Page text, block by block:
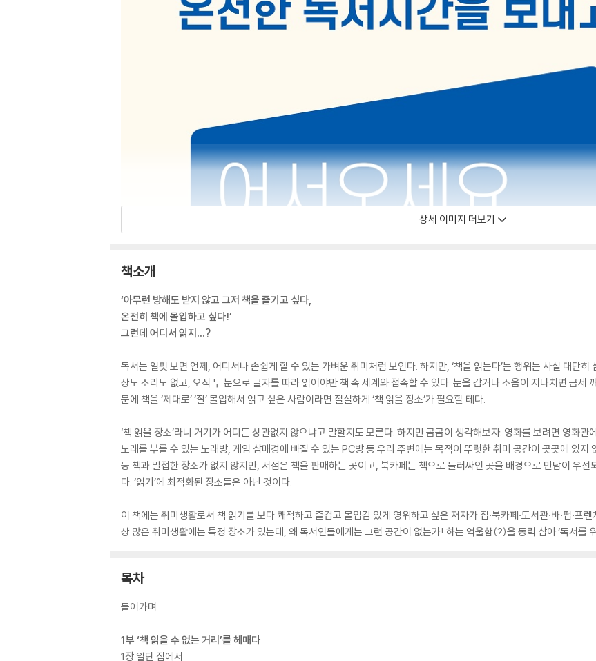
상세 이미지 더보기
책소개
‘아무런 방해도 받지 않고 그저 책을 즐기고 싶다,
온전히 책에 몰입하고 싶다!’
그런데 어디서 읽지…?
독서는 얼핏 보면 언제, 어디서나 손쉽게 할 수 있는 가벼운 취미처럼 보인다. 하지만, ‘책을 읽는다’는 행위는 사실 대단
상도 소리도 없고, 오직 두 눈으로 글자를 따라 읽어야만 책 속 세계와 접속할 수 있다. 눈을 감거나 소음이 지나치면 금세
문에 책을 ‘제대로’ ‘잘’ 몰입해서 읽고 싶은 사람이라면 절실하게 ‘책 읽을 장소’가 필요할 테다.
‘책 읽을 장소’라니 거기가 어디든 상관없지 않으냐고 말할지도 모른다. 하지만 곰곰이 생각해보자. 영화를 보려면 영화
노래를 부를 수 있는 노래방, 게임 삼매경에 빠질 수 있는 PC방 등 우리 주변에는 목적이 뚜렷한 취미 공간이 곳곳에 있
등 책과 밀접한 장소가 없지 않지만, 서점은 책을 판매하는 곳이고, 북카페는 책으로 둘러싸인 곳을 배경으로 만남이 우
다. ‘읽기’에 최적화된 장소들은 아닌 것이다.
이 책에는 취미생활로서 책 읽기를 보다 쾌적하고 즐겁고 몰입감 있게 영위하고 싶은 저자가 집·북카페·도서관·바·펍·프
상 많은 취미생활에는 특정 장소가 있는데, 왜 독서인들에게는 그런 공간이 없는가! 하는 억울함(?)을 동력 삼아 ‘독서를
목차
들어가며
1부 ‘책 읽을 수 없는 거리’를 헤매다
1장 일단 집에서